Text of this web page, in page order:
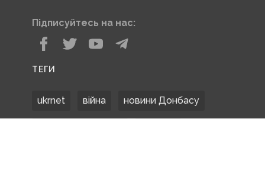
Підписуйтесь на нас:
ТЕГИ
ukrnet війна новини Донбасу